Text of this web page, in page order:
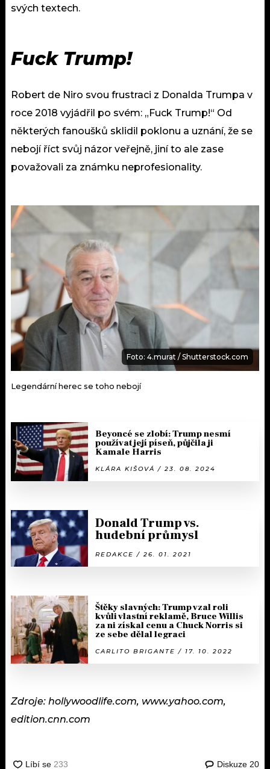
svých textech.
Fuck Trump!
Robert de Niro svou frustraci z Donalda Trumpa v
roce 2018 vyjádřil po svém: „Fuck Trump!“ Od
některých fanoušků sklidil poklonu a uznání, že se
nebojí říct svůj názor veřejně, jiní to ale zase
považovali za známku neprofesionality.
Foto: 4.murat / Shutterstock.com
Legendární herec se toho nebojí
Beyoncé se zlobí: Trump nesmí
používat její píseň, půjčila ji
Kamale Harris
KLÁRA KIŠOVÁ / 23. 08. 2024
Donald Trump vs.
hudební průmysl
REDAKCE / 26. 01. 2021
Štěky slavných: Trump vzal roli
kvůli vlastní reklamě, Bruce Willis
za ni získal cenu a Chuck Norris si
ze sebe dělal legraci
CARLITO BRIGANTE / 17. 10. 2022
Zdroje: hollywoodlife.com, www.yahoo.com,
edition.cnn.com
Diskuze 20